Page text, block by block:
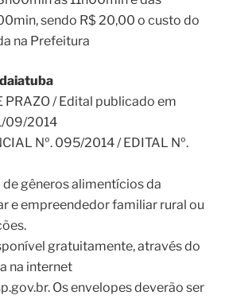
sendo R$ 20,00 o custo do
na Prefeitura
PRAZO / Edital publicado em
09/2014
Nº. 095/2014 / EDITAL Nº.
gêneros alimentícios da
e empreendedor familiar rural ou
gratuitamente, através do
na internet
Os envelopes deverão ser